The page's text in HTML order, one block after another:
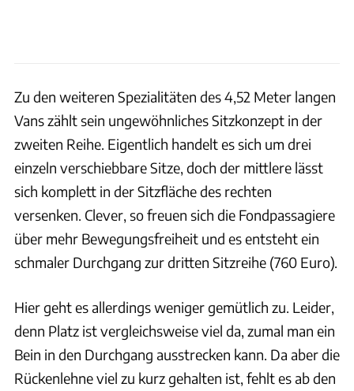
Zu den weiteren Spezialitäten des 4,52 Meter langen
Vans zählt sein ungewöhnliches Sitzkonzept in der
zweiten Reihe. Eigentlich handelt es sich um drei
einzeln verschiebbare Sitze, doch der mittlere lässt
sich komplett in der Sitzfläche des rechten
versenken. Clever, so freuen sich die Fondpassagiere
über mehr Bewegungsfreiheit und es entsteht ein
schmaler Durchgang zur dritten Sitzreihe (760 Euro).
Hier geht es allerdings weniger gemütlich zu. Leider,
denn Platz ist vergleichsweise viel da, zumal man ein
Bein in den Durchgang ausstrecken kann. Da aber die
Rückenlehne viel zu kurz gehalten ist, fehlt es ab den